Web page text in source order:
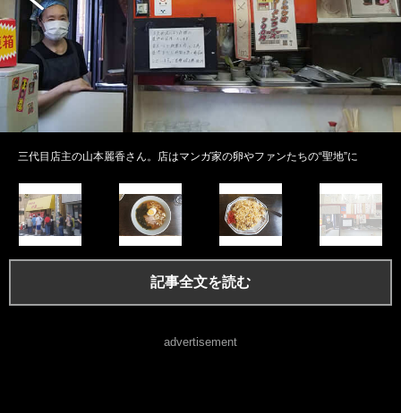
三代目店主の山本麗香さん。店はマンガ家の卵やファンたちの“聖地”に
記事全文を読む
advertisement